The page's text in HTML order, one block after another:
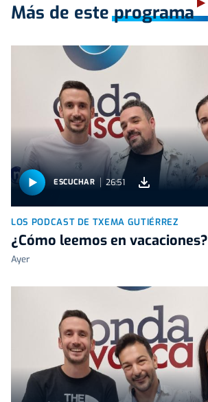
Más de este programa
ESCUCHAR 26:51
LOS PODCAST DE TXEMA GUTIÉRREZ
¿Cómo leemos en vacaciones?
Ayer